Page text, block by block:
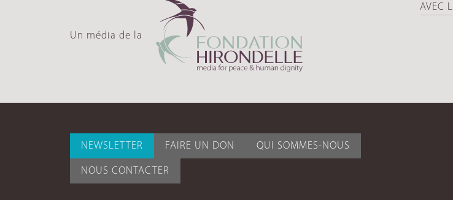
Un média de la
AVEC
NEWSLETTER FAIRE UN DON QUI SOMMES-NOUS
NOUS CONTACTER